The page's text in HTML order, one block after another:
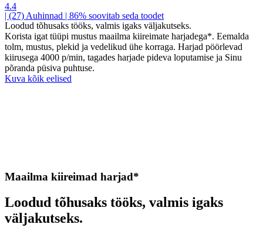
4.4
| (27) Auhinnad | 86% soovitab seda toodet
Loodud tõhusaks tööks, valmis igaks väljakutseks.
Korista igat tüüpi mustus maailma kiireimate harjadega*. Eemalda
tolm, mustus, plekid ja vedelikud ühe korraga. Harjad pöörlevad
kiirusega 4000 p/min, tagades harjade pideva loputamise ja Sinu
põranda püsiva puhtuse.
Kuva kõik eelised
Maailma kiireimad harjad*
Loodud tõhusaks tööks, valmis igaks
väljakutseks.